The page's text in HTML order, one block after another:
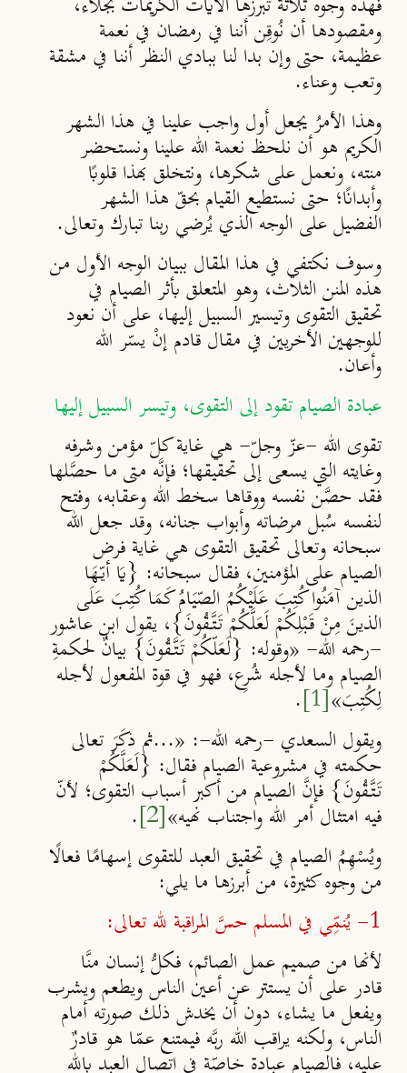
ومقصودها أن نُوقِن أننا في رمضان في نعمة
عظيمة، حتى وإن بدا لنا ببادي النظر أننا في مشقة
وتعب وعناء.
وهذا الأمرُ يجعل أول واجب علينا في هذا الشهر
الكريم هو أن نلحظ نعمة الله علينا ونستحضر
منته، ونعمل على شكرها، ونتخلق بهذا قلوبًا
وأبدانًا؛ حتى نستطيع القيام بحقّ هذا الشهر
الفضيل على الوجه الذي يُرضي ربنا تبارك وتعالى.
وسوف نكتفي في هذا المقال ببيان الوجه الأول من
هذه المنن الثلاث، وهو المتعلق بأثر الصيام في
تحقيق التقوى وتيسير السبيل إليها، على أن نعود
للوجهين الأخريين في مقال قادم إنْ يسّر الله
وأعان.
عبادة الصيام تقود إلى التقوى، وتيسر السبيل إليها
تقوى الله -عزّ وجلّ- هي غاية كلّ مؤمن وشرفه
وغايته التي يسعى إلى تحقيقها؛ فإنَّه متى ما حصَّلها
فقد حصَّن نفسه ووقاها سخط الله وعقابه، وفتح
لنفسه سُبل مرضاته وأبواب جنانه، وقد جعل الله
سبحانه وتعالى تحقيق التقوى هي غاية فرض
الصيام على المؤمنين، فقال سبحانه: {يَا أيّهَا
الذين آمَنُوا كُتِبَ عَلَيْكُمُ الصّيَامُ كَمَا كُتِبَ عَلَى
الذينَ مِنْ قَبْلِكُمْ لَعَلَّكُمْ تَتَّقُونَ}، يقول ابن عاشور
-رحمه الله- «وقوله: {لَعَلّكُمْ تَتَّقُونَ} بيانٌ لحكمةِ
الصيام وما لأجله شُرِع، فهو في قوة المفعول لأجله
لِكُتِبَ»[1]
.
ويقول السعدي -رحمه الله-: «...ثم ذكَرَ تعالى
حكمته في مشروعية الصيام فقال: {لَعَلَّكُمْ
تَتَّقُونَ} فإنَّ الصيام من أكبر أسباب التقوى؛ لأنّ
فيه امتثال أمر الله واجتناب نهيه»[2]
.
ويُسْهِمُ الصيام في تحقيق العبد للتقوى إسهامًا فعالًا
من وجوه كثيرة، من أبرزها ما يلي:
1- يُنمِّي في المسلم حسَّ المراقبة لله تعالى:
لأنها من صميم عمل الصائم، فكلُّ إنسان منَّا
قادر على أن يستتر عن أعين الناس ويطعم ويشرب
ويفعل ما يشاء، دون أن يخدش ذلك صورته أمام
الناس، ولكنه يراقب الله ربَّه فيمتنع عمّا هو قادرٌ